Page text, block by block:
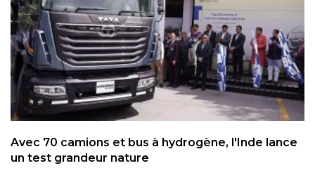
Avec 70 camions et bus à hydrogène, l'Inde lance
un test grandeur nature